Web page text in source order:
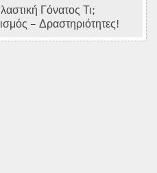
Γόνατος Τι;
– Δραστηριότητες!